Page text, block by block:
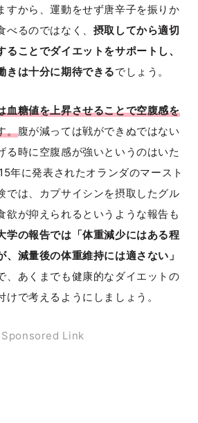
すから、運動をせず唐辛子を振りか
るのではなく、 摂取してから適切
ことでダイエットをサポートし、
きは十分に期待できるでしょう。
血糖値を上昇させることで空腹感を
。腹が減っては戦ができぬではない
る時に空腹感が強いというのはいた
年に発表されたオランダのマースト
では、カプサイシンを摂取したグル
欲が抑えられるというような報告も
学の報告では「体重減少にはある程
、減量後の体重維持には適さない」
、あくまでも健康的なダイエットの
で考えるようにしましょう。
Sponsored Link